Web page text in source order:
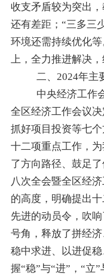
收支矛盾较为突出
还有差距； “三多三
环境还需持续优化
上， 全力推进解决
二、2024年主
中央经济工作
全区经济工作会议
抓好项目投资等七
十二项重点工作，
了方向路径、鼓足
八次全会暨全区经济
的高度，明确提出十
先进的动员令，吹
号角，释放了拼经
稳中求进、以进促
握“稳”与“进” ， “立”